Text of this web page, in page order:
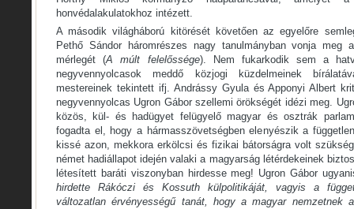
honvédalakulatokhoz intézett.
A második világháború kitörését követően az egyelőre
Pethő Sándor háromrészes nagy tanulmányban vonja meg
mérlegét (A múlt felelőssége). Nem fukarkodik sem a
negyvennyolcasok meddő közjogi küzdelmeinek
mestereinek tekintett ifj. Andrássy Gyula és Apponyi Albert
negyvennyolcas Ugron Gábor szellemi örökségét idézi meg.
közös, kül- és hadügyet felügyelő magyar és osztrák
fogadta el, hogy a hármasszövetségben elenyészik a
kissé azon, mekkora erkölcsi és fizikai bátorságra volt
német hadiállapot idején valaki a magyarság létérdekeinek
létesített baráti viszonyban hirdesse meg! Ugron Gábor
hirdette Rákóczi és Kossuth külpolitikáját, vagyis a
változatlan érvényességű tanát, hogy a magyar nemzetnek